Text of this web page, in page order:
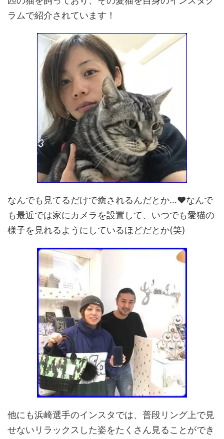
ラムで紹介されています！
なんでも見てるだけで癒されるんだとか…♥なんで
も最近では家にカメラを設置して、いつでも愛猫の
様子を見れるようにしているほどだとか(笑)
他にも浜崎選手のインスタでは、普段リング上で見
せないリラックスした姿をたくさん見ることができ